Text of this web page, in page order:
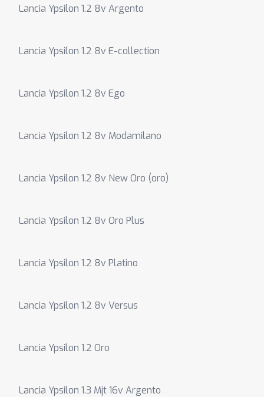
Lancia Ypsilon 1.2 8v Argento
Lancia Ypsilon 1.2 8v E-collection
Lancia Ypsilon 1.2 8v Ego
Lancia Ypsilon 1.2 8v Modamilano
Lancia Ypsilon 1.2 8v New Oro (oro)
Lancia Ypsilon 1.2 8v Oro Plus
Lancia Ypsilon 1.2 8v Platino
Lancia Ypsilon 1.2 8v Versus
Lancia Ypsilon 1.2 Oro
Lancia Ypsilon 1.3 Mjt 16v Argento